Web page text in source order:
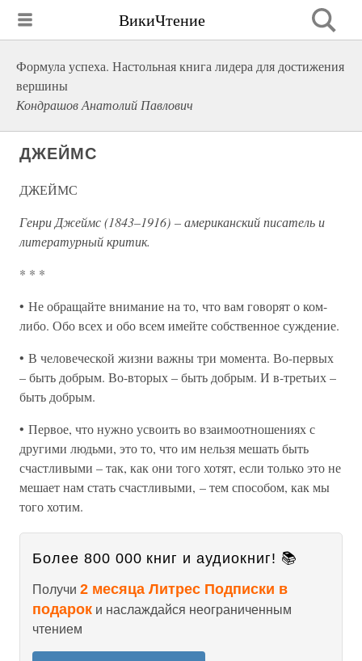
ВикиЧтение
Формула успеха. Настольная книга лидера для достижения
вершины
Кондрашов Анатолий Павлович
ДЖЕЙМС
ДЖЕЙМС
Генри Джеймс (1843–1916) – американский писатель и
литературный критик.
* * *
• Не обращайте внимание на то, что вам говорят о ком-
либо. Обо всех и обо всем имейте собственное суждение.
• В человеческой жизни важны три момента. Во-первых
– быть добрым. Во-вторых – быть добрым. И в-третьих –
быть добрым.
• Первое, что нужно усвоить во взаимоотношениях с
другими людьми, это то, что им нельзя мешать быть
счастливыми – так, как они того хотят, если только это не
мешает нам стать счастливыми, – тем способом, как мы
того хотим.
Более 800 000 книг и аудиокниг! 📚
Получи 2 месяца Литрес Подписки в
подарок и наслаждайся неограниченным
чтением